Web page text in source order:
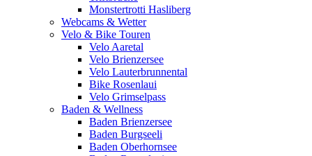
Monstertrotti Hasliberg
Webcams & Wetter
Velo & Bike Touren
Velo Aaretal
Velo Brienzersee
Velo Lauterbrunnental
Bike Rosenlaui
Velo Grimselpass
Baden & Wellness
Baden Brienzersee
Baden Burgseeli
Baden Oberhornsee